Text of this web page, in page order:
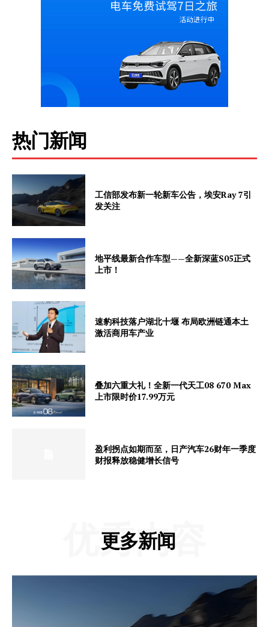
热门新闻
工信部发布新一轮新车公告，埃安Ray 7引
发关注
地平线最新合作车型——全新深蓝S05正式
上市！
速豹科技落户湖北十堰 布局欧洲链通本土
激活商用车产业
叠加六重大礼！全新一代天工08 670 Max
上市限时价17.99万元
盈利拐点如期而至，日产汽车26财年一季度
财报释放稳健增长信号
更多新闻
优秀内容